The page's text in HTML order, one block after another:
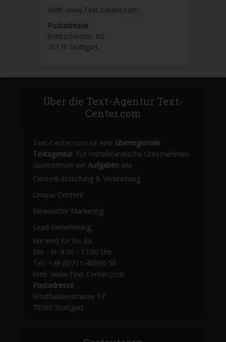
Web: www.Text-Center.com
Postadresse
Breitscheidstr. 65
70176 Stuttgart
Über die Text-Agentur Text-
Center.com
Text-Center.com ist eine überregionale
Textagentur. Für mittelständische Unternehmen
übernehmen wir Aufgaben wie
Content-Erstellung & Verbreitung
Unique Content
Newsletter Marketing
Lead Generierung
Wir sind für Sie da:
Mo - Fr. 8:30 - 17.00 Uhr
Tel.: +49 (0)711-48890-50
Web: www.Text-Center.com
Postadresse
Ernsthaldenstrasse 17
70565 Stuttgart